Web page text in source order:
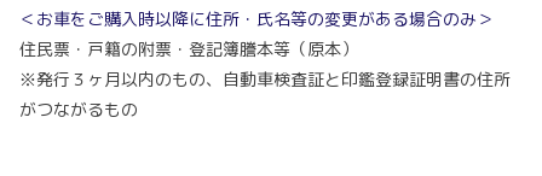
＜お車をご購入時以降に住所・氏名等の変更がある場合のみ＞
住民票・戸籍の附票・登記簿謄本等（原本）
※発行３ヶ月以内のもの、自動車検査証と印鑑登録証明書の住所
がつながるもの